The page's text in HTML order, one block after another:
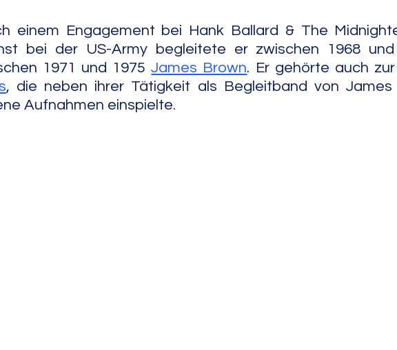
Synth Pop Jazz Acid Jazz
Jazz Cool Jazz Bebop Hard
einem Engagement bei Hank Ballard & The
bei der US-Army begleitete er zwischen 1968
1971 und 1975 James Brown. Er gehörte auch
, die neben ihrer Tätigkeit als Begleitband von James
Aufnahmen einspielte.